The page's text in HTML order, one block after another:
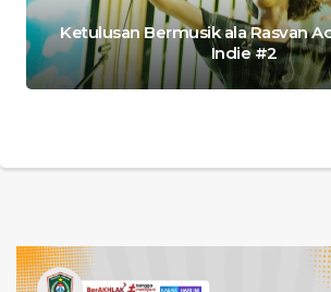
Ketulusan Bermusik ala Rasvan
Indie #2